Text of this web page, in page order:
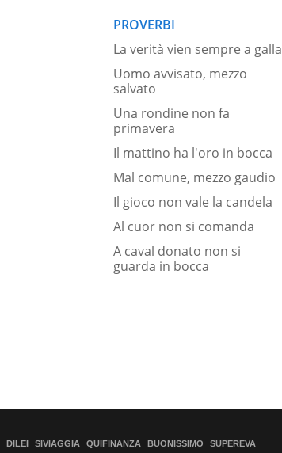
PROVERBI
La verità vien sempre a galla
Uomo avvisato, mezzo
salvato
Una rondine non fa
primavera
Il mattino ha l'oro in bocca
Mal comune, mezzo gaudio
Il gioco non vale la candela
Al cuor non si comanda
A caval donato non si
guarda in bocca
DILEI SIVIAGGIA QUIFINANZA BUONISSIMO SUPEREVA